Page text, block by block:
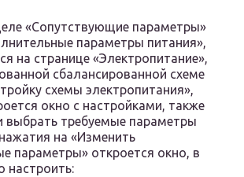
«Сопутствующие параметры»
параметры питания»,
на странице «Электропитание»,
сбалансированной схеме
схемы электропитания»,
окно с настройками, также
требуемые параметры
на «Изменить
параметры» откроется окно, в
настроить: